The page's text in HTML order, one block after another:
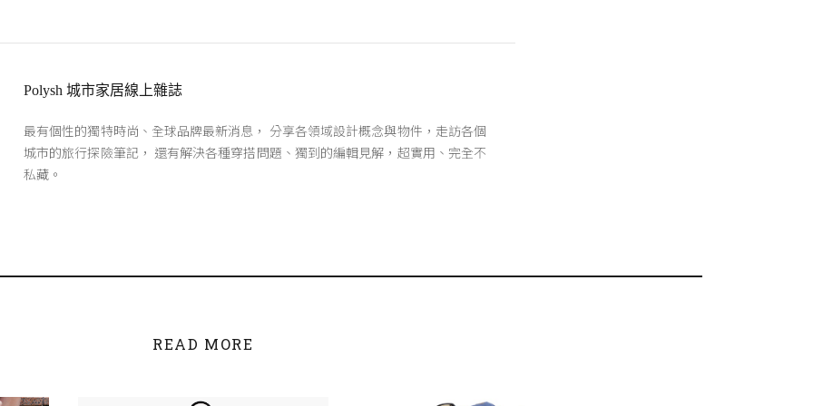
Polysh 城市家居線上雜誌
最有個性的獨特時尚、全球品牌最新消息， 分享各領域設計概念與物件，走訪各個
城市的旅行探險筆記， 還有解決各種穿搭問題、獨到的編輯見解，超實用、完全不
私藏。
READ MORE